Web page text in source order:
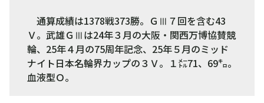
通算成績は1378戦373勝。ＧⅢ７回を含む43
Ｖ。武雄ＧⅢは24年３月の大阪・関西万博協賛競
輪、25年４月の75周年記念、25年５月のミッド
ナイト日本名輪界カップの３Ｖ。１㍍71、69㌔。
血液型Ｏ。